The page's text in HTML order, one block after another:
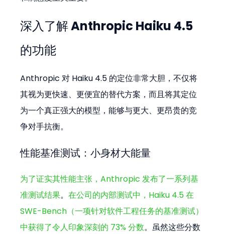
深入了解 Anthropic Haiku 4.5
的功能
Anthropic 对 Haiku 4.5 的定位非常大胆，不仅将
其视为更快速、更便宜的替代方案，而且将其定位
为一个真正强大的模型，能够与更大、更昂贵的竞
争对手抗衡。
性能基准测试：小身材大能量
为了证实其性能主张，Anthropic 发布了一系列基
准测试结果。在公司的内部测试中，Haiku 4.5 在
SWE-Bench（一项针对软件工程任务的基准测试）
中获得了令人印象深刻的 73% 分数。虽然这些分数